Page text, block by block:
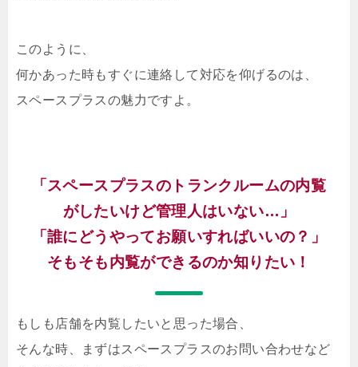
このように、
何かあった時もすぐに連絡して対応を仰げるのは、
スペースプラスの魅力ですよ。
「スペースプラスのトランクルームの内覧
がしたいけど管理人はいない…」
「誰にどうやってお願いすればいいの？」
そもそも内覧ができるのか知りたい！
もしも店舗を内覧したいと思った場合、
そんな時、まずはスペースプラスのお問い合わせなど